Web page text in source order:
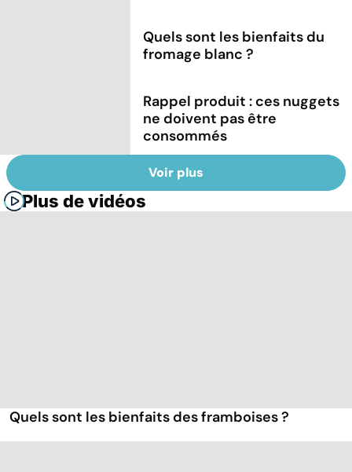
Quels sont les bienfaits du
fromage blanc ?
Rappel produit : ces nuggets
ne doivent pas être
consommés
Voir plus
Plus de vidéos
Quels sont les bienfaits des framboises ?